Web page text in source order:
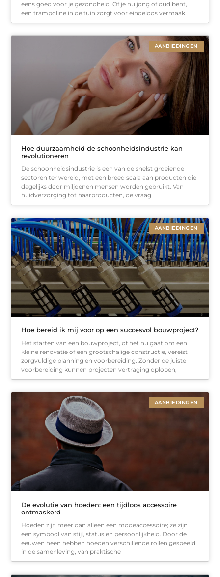
eens goed voor je gezondheid. Of je nu jong of oud bent,
een trampoline in de tuin zorgt voor eindeloos vermaak
AANBIEDINGEN
Hoe duurzaamheid de schoonheidsindustrie kan
revolutioneren
De schoonheidsindustrie is een van de snelst groeiende
sectoren ter wereld, met een breed scala aan producten die
dagelijks door miljoenen mensen worden gebruikt. Van
huidverzorging tot haarproducten, de vraag
AANBIEDINGEN
Hoe bereid ik mij voor op een succesvol bouwproject?
Het starten van een bouwproject, of het nu gaat om een
kleine renovatie of een grootschalige constructie, vereist
zorgvuldige planning en voorbereiding. Zonder de juiste
voorbereiding kunnen projecten vertraging oplopen,
AANBIEDINGEN
De evolutie van hoeden: een tijdloos accessoire
ontmaskerd
Hoeden zijn meer dan alleen een modeaccessoire; ze zijn
een symbool van stijl, status en persoonlijkheid. Door de
eeuwen heen hebben hoeden verschillende rollen gespeeld
in de samenleving, van praktische